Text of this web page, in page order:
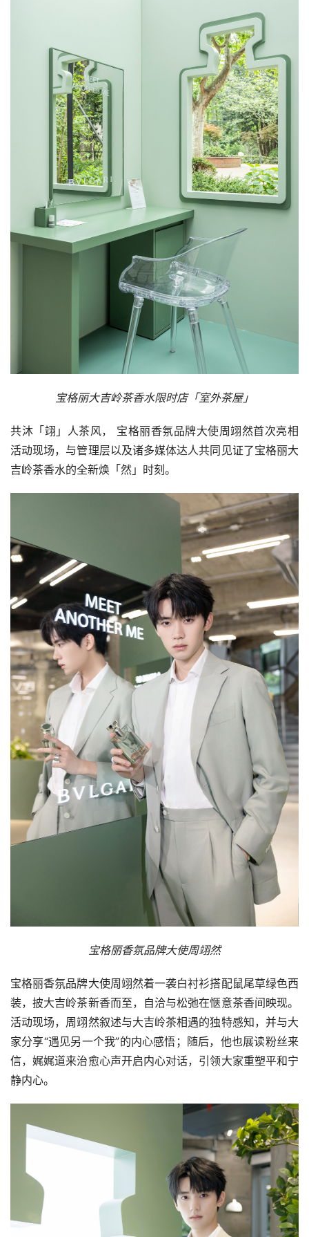
宝格丽大吉岭茶香水限时店「室外茶屋」
共沐「翊」人茶风， 宝格丽香氛品牌大使周翊然首次亮相
活动现场，与管理层以及诸多媒体达人共同见证了宝格丽大
吉岭茶香水的全新焕「然」时刻。
宝格丽香氛品牌大使周翊然
宝格丽香氛品牌大使周翊然着一袭白衬衫搭配鼠尾草绿色西
装，披大吉岭茶新香而至，自洽与松弛在惬意茶香间映现。
活动现场，周翊然叙述与大吉岭茶相遇的独特感知，并与大
家分享“遇见另一个我”的内心感悟；随后，他也展读粉丝来
信，娓娓道来治愈心声开启内心对话，引领大家重塑平和宁
静内心。